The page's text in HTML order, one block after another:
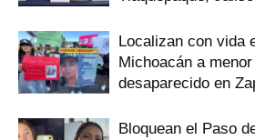
Localizan con vida
Michoacán a
desaparecido en
Bloquean el Paso